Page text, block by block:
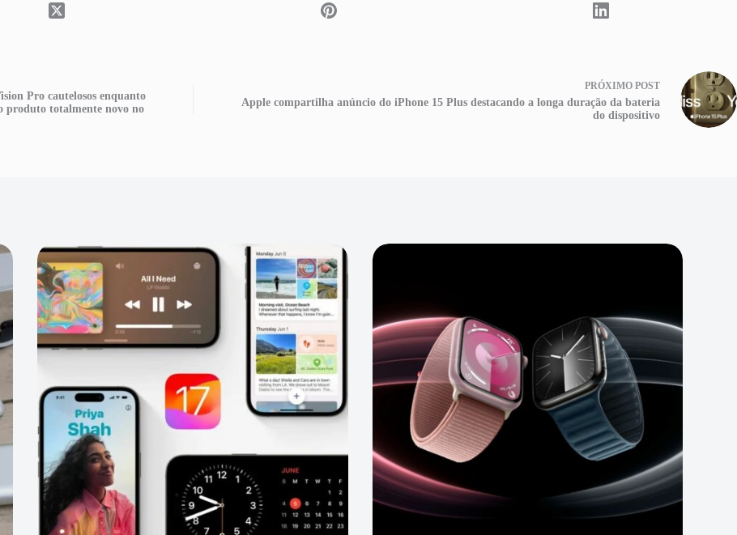
Pro cautelosos enquanto
produto totalmente novo no
PRÓXIMO POST
Apple compartilha anúncio do iPhone 15 Plus destacando a longa duração da bateria
do dispositivo